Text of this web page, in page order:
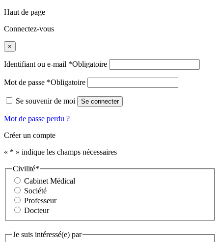
Haut de page
Connectez-vous
×
Identifiant ou e-mail *Obligatoire
Mot de passe *Obligatoire
Se souvenir de moi Se connecter
Mot de passe perdu ?
Créer un compte
« * » indique les champs nécessaires
Civilité*
Cabinet Médical
Société
Professeur
Docteur
Je suis intéressé(e) par